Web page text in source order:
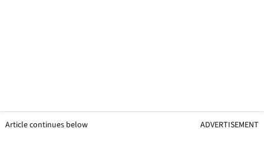
Article continues below ADVERTISEMENT